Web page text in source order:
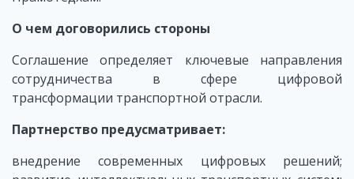
О чем договорились стороны
Соглашение определяет ключевые направления
сотрудничества в сфере цифровой
трансформации транспортной отрасли.
Партнерство предусматривает:
внедрение современных цифровых решений;